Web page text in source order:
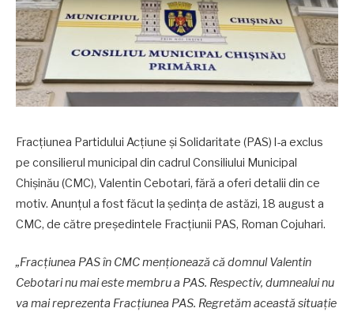
Fracțiunea Partidului Acțiune și Solidaritate (PAS) l-a exclus
pe consilierul municipal din cadrul Consiliului Municipal
Chișinău (CMC), Valentin Cebotari, fără a oferi detalii din ce
motiv. Anunțul a fost făcut la ședința de astăzi, 18 august a
CMC, de către președintele Fracțiunii PAS, Roman Cojuhari.
„Fracțiunea PAS în CMC menționează că domnul Valentin
Cebotari nu mai este membru a PAS. Respectiv, dumnealui nu
va mai reprezenta Fracțiunea PAS. Regretăm această situație